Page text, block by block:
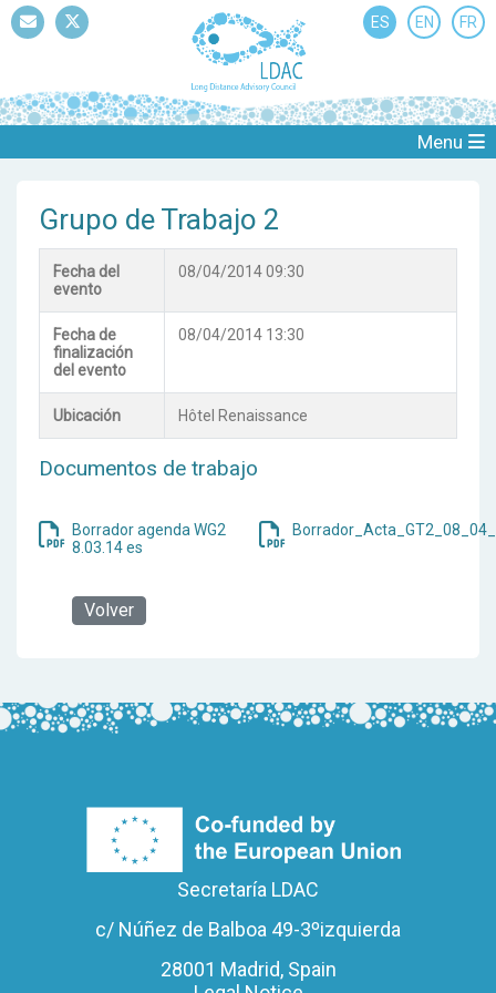
ES EN FR
Menu
Grupo de Trabajo 2
Documentos de trabajo
Borrador agenda WG2
8.03.14 es
Fecha del
evento
08/04/2014 09:30
Fecha de
finalización
del evento
08/04/2014 13:30
Ubicación Hôtel Renaissance
Volver
Secretaría LDAC
c/ Núñez de Balboa 49-3ºizquierda
28001 Madrid, Spain